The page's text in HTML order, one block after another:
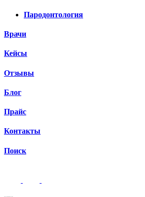
Пародонтология
Врачи
Кейсы
Отзывы
Блог
Прайс
Контакты
Поиск